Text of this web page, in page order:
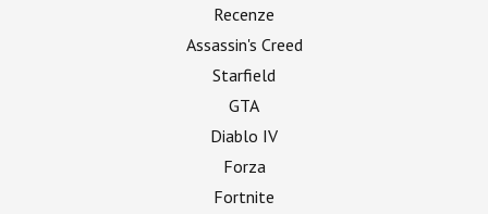
Recenze
Assassin's Creed
Starfield
GTA
Diablo IV
Forza
Fortnite